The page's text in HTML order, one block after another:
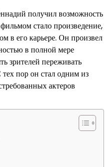
получил возможность
стало произведение,
в его карьере. Он произвел
в полной мере
зрителей переживать
пор он стал одним из
актеров